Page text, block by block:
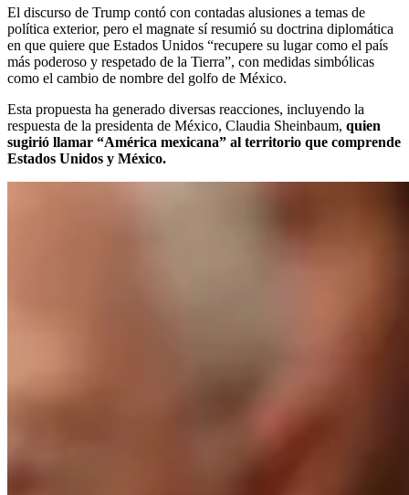
El discurso de Trump contó con contadas alusiones a temas de
política exterior, pero el magnate sí resumió su doctrina diplomática
en que quiere que Estados Unidos “recupere su lugar como el país
más poderoso y respetado de la Tierra”, con medidas simbólicas
como el cambio de nombre del golfo de México.
Esta propuesta ha generado diversas reacciones, incluyendo la
respuesta de la presidenta de México, Claudia Sheinbaum, quien
sugirió llamar “América mexicana” al territorio que comprende
Estados Unidos y México.